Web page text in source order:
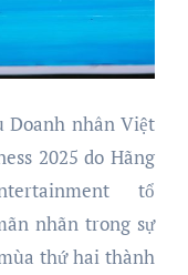
Doanh nhân Việt
2025 do Hãng
tổ
nhãn trong sự
thứ hai thành